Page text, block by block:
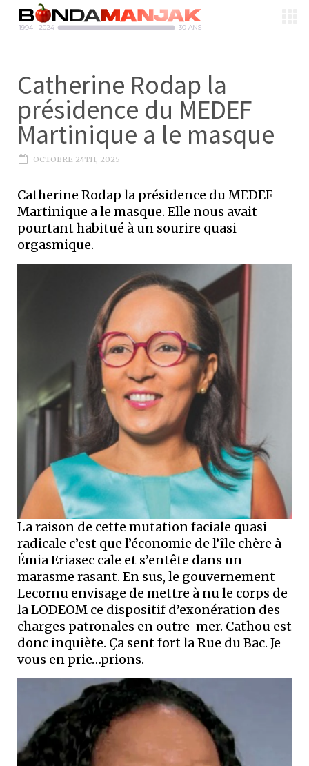
Catherine Rodap la
présidence du MEDEF
Martinique a le masque
OCTOBRE 24TH, 2025
Catherine Rodap la présidence du MEDEF
Martinique a le masque. Elle nous avait
pourtant habitué à un sourire quasi
orgasmique.
La raison de cette mutation faciale quasi
radicale c’est que l’économie de l’île chère à
Émia Eriasec cale et s’entête dans un
marasme rasant. En sus, le gouvernement
Lecornu envisage de mettre à nu le corps de
la LODEOM ce dispositif d’exonération des
charges patronales en outre-mer. Cathou est
donc inquiète. Ça sent fort la Rue du Bac. Je
vous en prie…prions.